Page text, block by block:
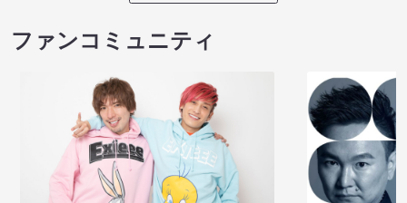
ファンコミュニティ